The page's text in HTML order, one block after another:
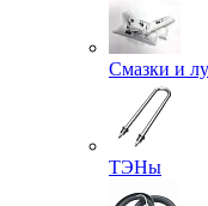
Смазки и
ТЭНы